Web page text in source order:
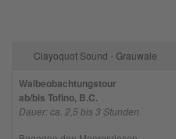
Clayoquot Sound - Grauwale
Walbeobachtungstour
ab/bis Tofino, B.C.
Dauer: ca. 2,5 bis 3 Stunden